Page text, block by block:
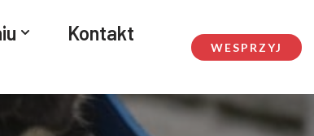
Kontakt
WESPRZYJ